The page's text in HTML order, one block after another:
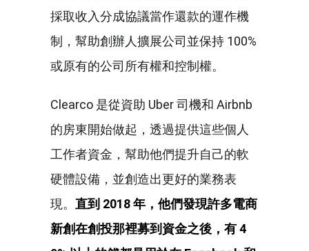
採取收入分成協議當作還款的運作機
制，幫助創辦人擴展公司並保持 100%
或原有的公司所有權和控制權。
Clearco 是從資助 Uber 司機和 Airbnb
的房東開始做起，透過提供這些個人
工作者資金，幫助他們提升自己的軟
硬體設備，並創造出更好的業務表
現。 直到 2018年，他們發現許多電商
新創在創投那裡募到資金之後，有4